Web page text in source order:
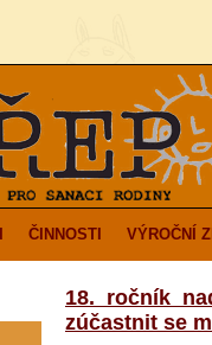
ČINNOSTI VÝROČNÍ
18. ročník
zúčastnit se